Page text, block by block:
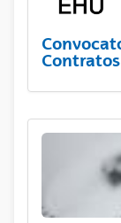
Contratos